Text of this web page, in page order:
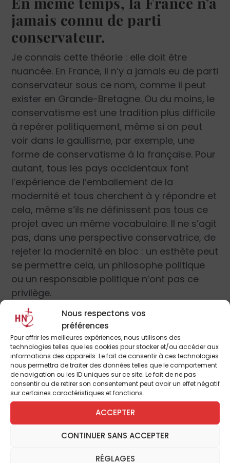
Nous respectons vos
préférences
Pour offrir les meilleures expériences, nous utilisons des
technologies telles que les cookies pour stocker et/ou accéder aux
informations des appareils. Le fait de consentir à ces technologies
nous permettra de traiter des données telles que le comportement
de navigation ou les ID uniques sur ce site. Le fait de ne pas
consentir ou de retirer son consentement peut avoir un effet négatif
sur certaines caractéristiques et fonctions.
ACCEPTER
CONTINUER SANS ACCEPTER
RÉGLAGES
jamais connu de parti
conservateur.
Je connais cette théorie : elle doit être
nuancée. En France, il n’y a jamais eu de parti
conservateur sous ce nom, comme il peut
exister en Grande-Bretagne. Ou du moins, le
conservatisme est une tradition plus difficile
à repérer politiquement, même si on peut
voir dans le gaullisme, par exemple, une
forme de conservatisme à la française. Pour
autant, tous les pays occidentaux font
l’expérience de l’emballement de la
modernité et tous cherchent à y répondre et
cela, même s’ils ne définissent pas tous ce
projet avec un même vocabulaire. Il ne s’agit
pas, dans une perspective conservatrice, de
rejeter la modernité en bloc : un esthète peut
se permettre cela, un philosophe politique
ou un responsable politique n’ont pas ce
privilège.
On peut voir dans le conservatisme une
philosophie de l’équilibre, porteuse d’une
anthropologie subtile, qui fait cohabiter
dans la cité des aspirations contradictoire
également présentes dans la cité, mais qui
sont également légitimes. L’homme a besoin
d’enracinement et de cosmopolitisme, de
liberté et d’égalité, il a besoin d’habiter
l’Histoire mais ne doit pas muséifier le passé.
finale, correspondant à un stade final de